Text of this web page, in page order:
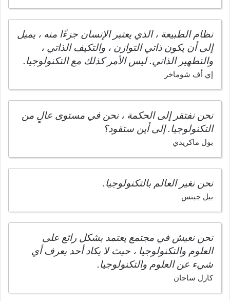
نظام الطبيعة ، الذي يعتبر الإنسان جزءًا منه ، يميل
إلى أن يكون ذاتي التوازن ، والتكيف الذاتي ،
والتطهير الذاتي. ليس الأمر كذلك مع التكنولوجيا.
إي أف شوماخر
نحن نفتقر إلى الحكمة ، نحن في مستوى عالٍ من
التكنولوجيا. إلى أين ستقود؟
بول ماكريدي
نحن نغير العالم بالتكنولوجيا.
بيل جيتس
نحن نعيش في مجتمع يعتمد بشكل رائع على
العلوم والتكنولوجيا ، حيث لا يكاد أحد يعرف أي
شيء عن العلوم والتكنولوجيا.
كارل ساجان